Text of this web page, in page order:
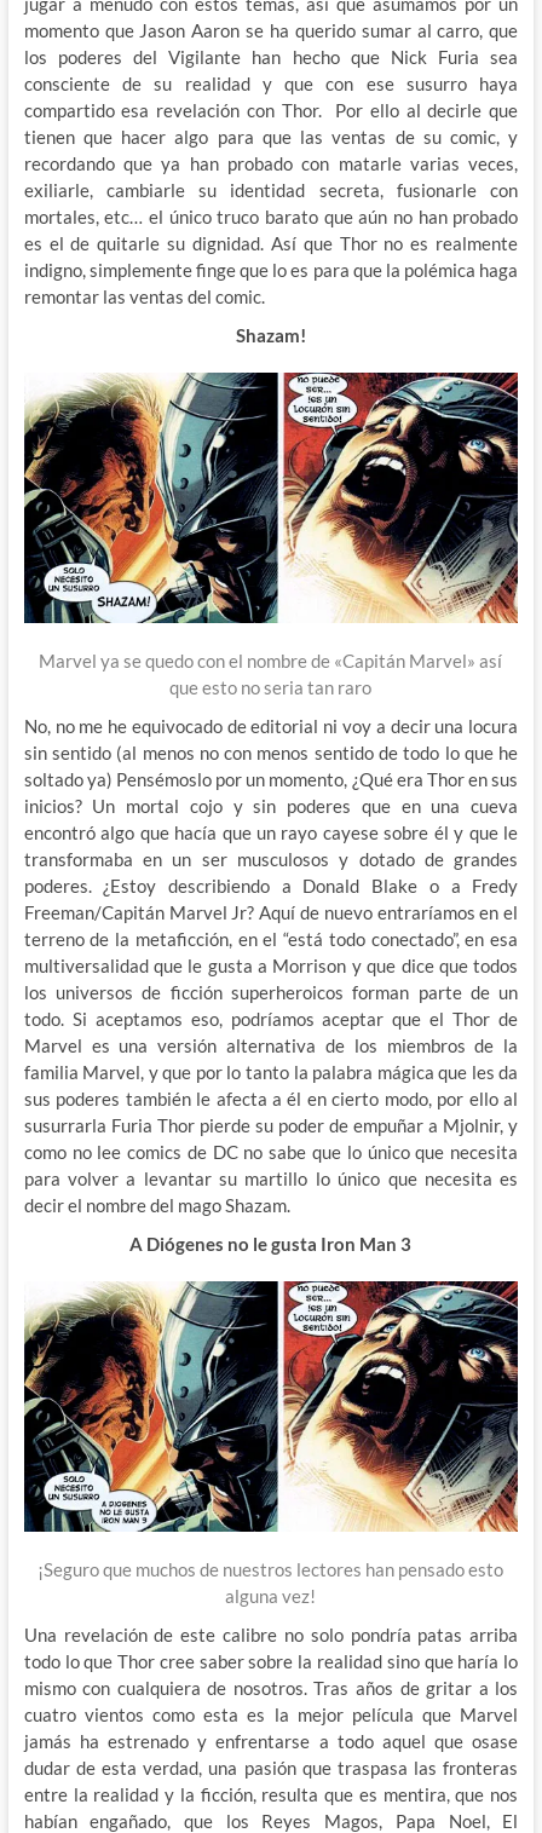
momento que Jason Aaron se ha querido sumar al carro, que
los poderes del Vigilante han hecho que Nick Furia sea
consciente de su realidad y que con ese susurro haya
compartido esa revelación con Thor. Por ello al decirle que
tienen que hacer algo para que las ventas de su comic, y
recordando que ya han probado con matarle varias veces,
exiliarle, cambiarle su identidad secreta, fusionarle con
mortales, etc… el único truco barato que aún no han probado
es el de quitarle su dignidad. Así que Thor no es realmente
indigno, simplemente finge que lo es para que la polémica haga
remontar las ventas del comic.
Shazam!
Marvel ya se quedo con el nombre de «Capitán Marvel» así
que esto no seria tan raro
No, no me he equivocado de editorial ni voy a decir una locura
sin sentido (al menos no con menos sentido de todo lo que he
soltado ya) Pensémoslo por un momento, ¿Qué era Thor en sus
inicios? Un mortal cojo y sin poderes que en una cueva
encontró algo que hacía que un rayo cayese sobre él y que le
transformaba en un ser musculosos y dotado de grandes
poderes. ¿Estoy describiendo a Donald Blake o a Fredy
Freeman/Capitán Marvel Jr? Aquí de nuevo entraríamos en el
terreno de la metaficción, en el “está todo conectado”, en esa
multiversalidad que le gusta a Morrison y que dice que todos
los universos de ficción superheroicos forman parte de un
todo. Si aceptamos eso, podríamos aceptar que el Thor de
Marvel es una versión alternativa de los miembros de la
familia Marvel, y que por lo tanto la palabra mágica que les da
sus poderes también le afecta a él en cierto modo, por ello al
susurrarla Furia Thor pierde su poder de empuñar a Mjolnir, y
como no lee comics de DC no sabe que lo único que necesita
para volver a levantar su martillo lo único que necesita es
decir el nombre del mago Shazam.
A Diógenes no le gusta Iron Man 3
¡Seguro que muchos de nuestros lectores han pensado esto
alguna vez!
Una revelación de este calibre no solo pondría patas arriba
todo lo que Thor cree saber sobre la realidad sino que haría lo
mismo con cualquiera de nosotros. Tras años de gritar a los
cuatro vientos como esta es la mejor película que Marvel
jamás ha estrenado y enfrentarse a todo aquel que osase
dudar de esta verdad, una pasión que traspasa las fronteras
entre la realidad y la ficción, resulta que es mentira, que nos
habían engañado, que los Reyes Magos, Papa Noel, El